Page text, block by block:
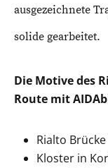
ausgezeichnete
solide gearbeitet.
Die Motive des
Route mit
Rialto
Kloster in